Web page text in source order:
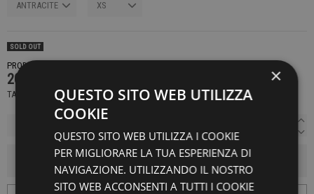
SOLD OUT
PRODOTTO NON DISPONIBILE CONTATTACI PER SAPERE DI PIÙ
209,00 €
TASSE INCLUSE
AGGIUNGI AL CARRELLO
×
QUESTO SITO WEB UTILIZZA
COOKIE
QUESTO SITO WEB UTILIZZA I COOKIE
PER MIGLIORARE LA TUA ESPERIENZA DI
NAVIGAZIONE. UTILIZZANDO IL NOSTRO
SITO WEB ACCONSENTI A TUTTI I COOKIE